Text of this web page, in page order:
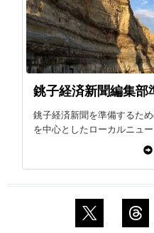
銚子経済新聞編集部
銚子経済新聞を準備するた
を中心としたローカルニュ